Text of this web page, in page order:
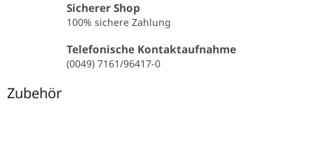
Sicherer Shop
100% sichere Zahlung
Telefonische Kontaktaufnahme
(0049) 7161/96417-0
Zubehör